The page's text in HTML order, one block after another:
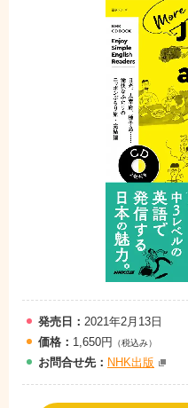
発売日： 2021年2月13日
価格： 1,650円 （税込み）
お問合せ先： NHK出版